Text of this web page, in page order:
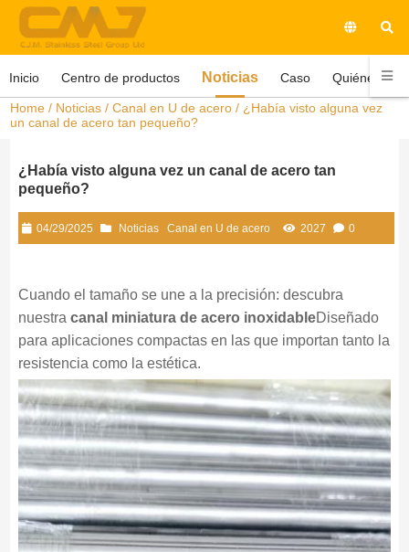
Inicio Centro de productos Noticias Caso Quiénes
Home / Noticias /Canal en U de acero / ¿Había visto alguna vez
un canal de acero tan pequeño?
¿Había visto alguna vez un canal de acero tan
pequeño?
04/29/2025 Noticias Canal en U de acero 2027 0
Cuando el tamaño se une a la precisión: descubra
nuestra canal miniatura de acero inoxidableDiseñado
para aplicaciones compactas en las que importan tanto la
resistencia como la estética.